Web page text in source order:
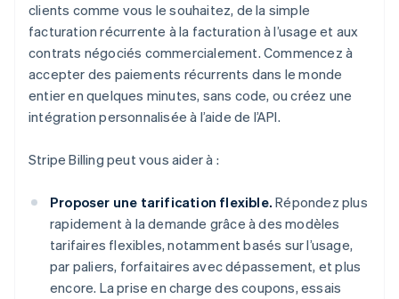
clients comme vous le souhaitez, de la simple
facturation récurrente à la facturation à l’usage et aux
contrats négociés commercialement. Commencez à
accepter des paiements récurrents dans le monde
entier en quelques minutes, sans code, ou créez une
intégration personnalisée à l’aide de l’API.
Stripe Billing peut vous aider à :
Proposer une tarification flexible. Répondez plus
rapidement à la demande grâce à des modèles
tarifaires flexibles, notamment basés sur l’usage,
par paliers, forfaitaires avec dépassement, et plus
encore. La prise en charge des coupons, essais